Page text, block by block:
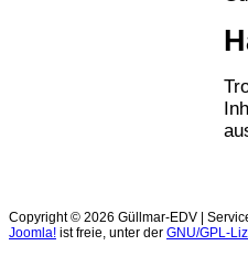
Copyright © 2026 Güllmar-EDV |
Joomla! ist freie, unter der GNU/GPL-